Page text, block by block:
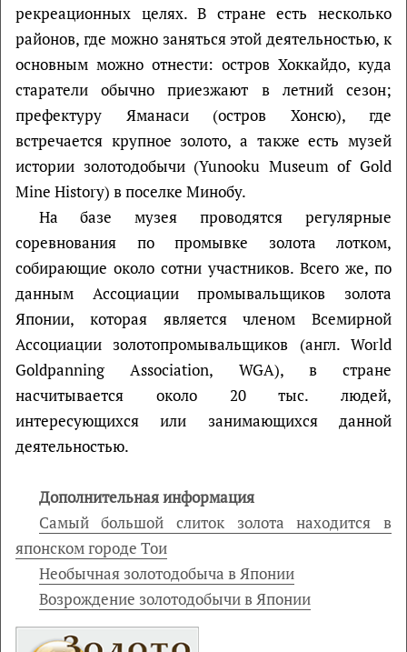
рекреационных целях. В стране есть несколько
районов, где можно заняться этой деятельностью, к
основным можно отнести: остров Хоккайдо, куда
старатели обычно приезжают в летний сезон;
префектуру Яманаси (остров Хонсю), где
встречается крупное золото, а также есть музей
истории золотодобычи (Yunooku Museum of Gold
Mine History) в поселке Минобу.
На базе музея проводятся регулярные
соревнования по промывке золота лотком,
собирающие около сотни участников. Всего же, по
данным Ассоциации промывальщиков золота
Японии, которая является членом Всемирной
Ассоциации золотопромывальщиков (англ. World
Goldpanning Association, WGA), в стране
насчитывается около 20 тыс. людей,
интересующихся или занимающихся данной
деятельностью.
Дополнительная информация
Самый большой слиток золота находится в
японском городе Тои
Необычная золотодобыча в Японии
Возрождение золотодобычи в Японии